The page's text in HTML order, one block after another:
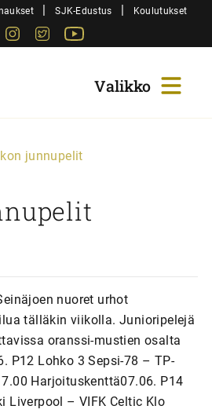
| SJK-Edustus | Koulutukset
FacebookInstagram
Twitter
junnupelit
nuoret urhot
tälläkin viikolla. Junioripelejä
oranssi-mustien osalta
P12 Lohko 3 Sepsi-78 – TP-
Harjoituskenttä07.06. P14
Liverpool – VIFK Celtic Klo